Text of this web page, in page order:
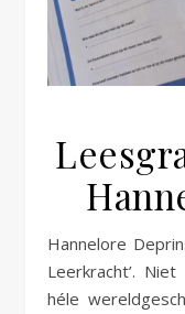
Hannelore Deprins verdient de eretitel ‘Leesgrage
Leerkracht’.
héle